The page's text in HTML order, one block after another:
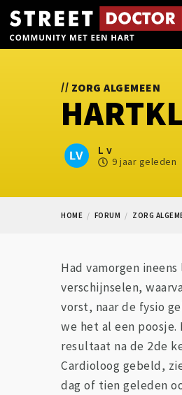
// ZORG ALGEMEEN
L v
9 jaar geleden
HOME FORUM ZORG
Had vamorgen
verschijnselen,
vorst, naar de fysio
we het al een
resultaat na de 2de
Cardioloog gebeld,
dag of tien geleden